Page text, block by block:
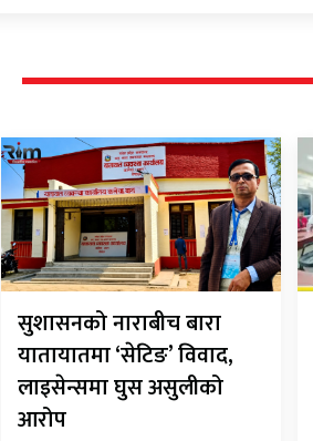
सुशासनको नाराबीच बारा
यातायातमा ‘सेटिङ’ विवाद,
लाइसेन्समा घुस असुलीको
आरोप